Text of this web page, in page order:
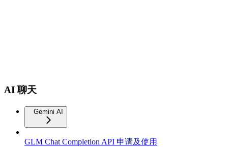
AI 聊天
Gemini AI
GLM Chat Completion API 申请及使用